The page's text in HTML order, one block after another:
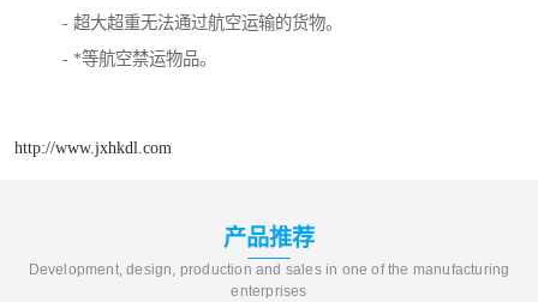
- 超大超重无法通过航空运输的货物。
- *等航空禁运物品。
http://www.jxhkdl.com
产品推荐
Development, design, production and sales in one of the manufacturing
enterprises